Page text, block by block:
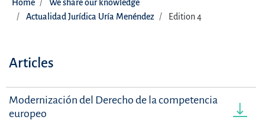
Home
We share our knowledge
Actualidad Jurídica Uría Menéndez
Edition 4
Articles
Modernización del Derecho de la competencia
europeo